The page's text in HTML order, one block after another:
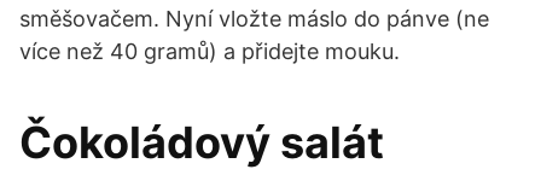
směšovačem. Nyní vložte máslo do pánve (ne
více než 40 gramů) a přidejte mouku.
Čokoládový salát